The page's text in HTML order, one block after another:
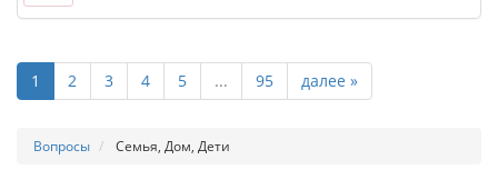
1 2 3 4 5 ... 95 далее »
Вопросы Семья, Дом, Дети